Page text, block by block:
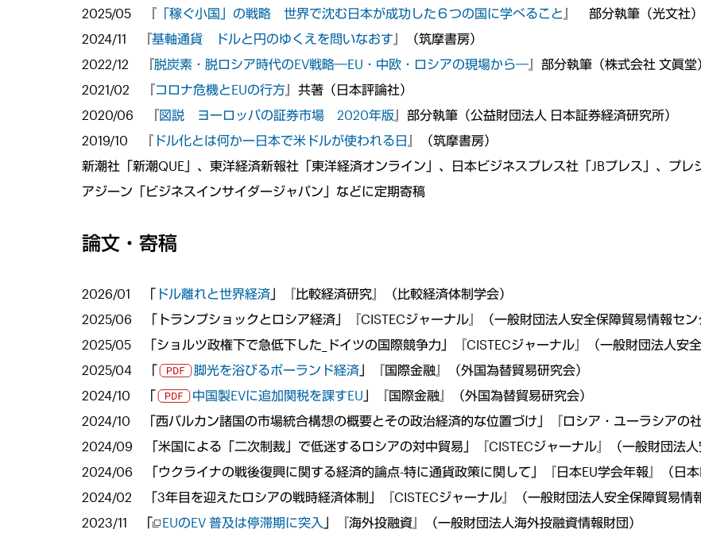
2025/05 『 「稼ぐ小国」の戦略 世界で沈む日本が成功した６つの国に学べること 』 部分執筆（光文社）
2024/11 『基軸通貨 ドルと円のゆくえを問いなおす 』（筑摩書房）
2022/12 『脱炭素・脱ロシア時代のEV戦略―EU・中欧・ロシアの現場から―』部分執筆（株式会社 文眞堂
2021/02 『コロナ危機とEUの行方』共著（日本評論社）
2020/06 『図説 ヨーロッパの証券市場 2020年版』部分執筆（公益財団法人 日本証券経済研究所）
2019/10 『 ドル化とは何かー日本で米ドルが使われる日 』（筑摩書房）
新潮社「新潮QUE」、東洋経済新報社「東洋経済オンライン」、日本ビジネスプレス社「JBプレス」、プ
アジーン「ビジネスインサイダージャパン」などに定期寄稿
論文・寄稿
2026/01 「 ドル離れと世界経済 」『比較経済研究』（比較経済体制学会）
2025/06 「トランプショックとロシア経済」『CISTECジャーナル』（一般財団法人安全保障貿易情報セン
2025/05 「ショルツ政権下で急低下した_ドイツの国際競争力」『CISTECジャーナル』（一般財団法人安全
2025/04 「
脚光を浴びるポーランド経済 」『国際金融』（外国為替貿易研究会）
2024/10 「
中国製EVに追加関税を課すEU 」『国際金融』（外国為替貿易研究会）
2024/10 「西バルカン諸国の市場統合構想の概要とその政治経済的な位置づけ」『ロシア・ユーラシアの社
2024/09 「米国による「二次制裁」で低迷するロシアの対中貿易」『CISTECジャーナル』（一般財団法人
2024/06 「ウクライナの戦後復興に関する経済的論点-特に通貨政策に関して」『日本EU学会年報』（日本
2024/02 「3年目を迎えたロシアの戦時経済体制」『CISTECジャーナル』（一般財団法人安全保障貿易情
2023/11 「
EUのEV 普及は停滞期に突入 」『海外投融資』（一般財団法人海外投融資情報財団）